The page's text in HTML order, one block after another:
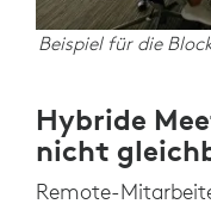
Beispiel für die
Hybride
nicht
Remote-